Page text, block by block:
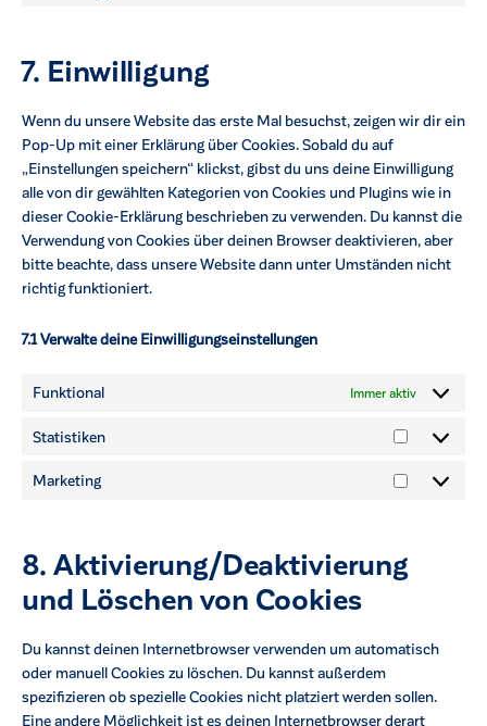
7. Einwilligung
Wenn du unsere Website das erste Mal besuchst, zeigen wir dir ein
Pop-Up mit einer Erklärung über Cookies. Sobald du auf
„Einstellungen speichern“ klickst, gibst du uns deine Einwilligung
alle von dir gewählten Kategorien von Cookies und Plugins wie in
dieser Cookie-Erklärung beschrieben zu verwenden. Du kannst die
Verwendung von Cookies über deinen Browser deaktivieren, aber
bitte beachte, dass unsere Website dann unter Umständen nicht
richtig funktioniert.
7.1 Verwalte deine Einwilligungseinstellungen
Funktional Immer aktiv
Statistiken
Marketing
8. Aktivierung/Deaktivierung
und Löschen von Cookies
Du kannst deinen Internetbrowser verwenden um automatisch
oder manuell Cookies zu löschen. Du kannst außerdem
spezifizieren ob spezielle Cookies nicht platziert werden sollen.
Eine andere Möglichkeit ist es deinen Internetbrowser derart